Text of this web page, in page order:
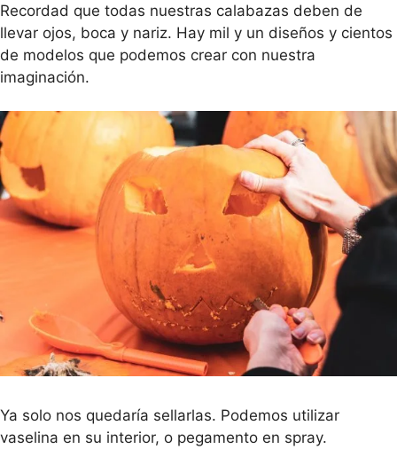
Recordad que todas nuestras calabazas deben de
llevar ojos, boca y nariz. Hay mil y un diseños y cientos
de modelos que podemos crear con nuestra
imaginación.
Ya solo nos quedaría sellarlas. Podemos utilizar
vaselina en su interior, o pegamento en spray.